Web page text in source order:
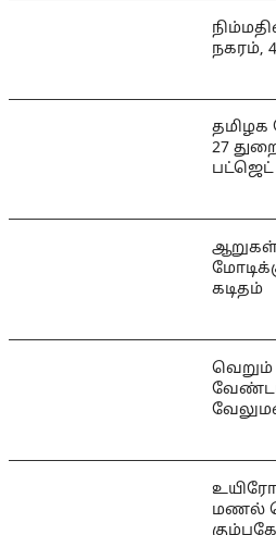
நகரம்,
தமிழக
27
பட்ஜெட்
கடிதம்
மணல்